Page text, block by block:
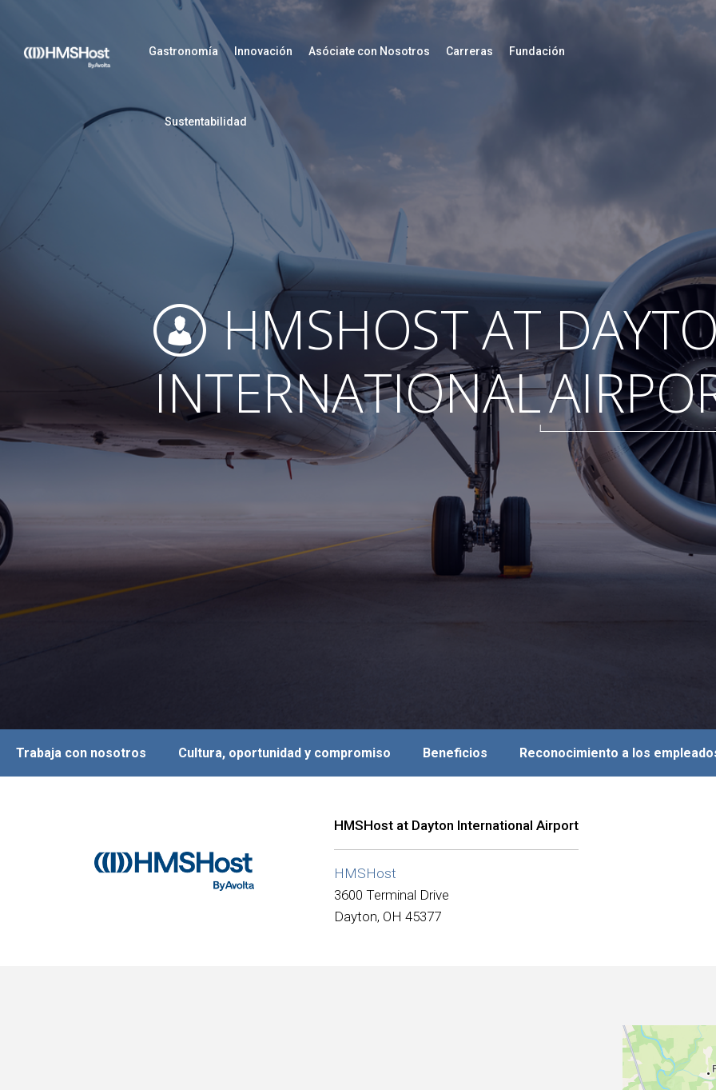
Gastronomía Innovación Asóciate con Nosotros Carreras Fundación
Sustentabilidad
HMSHOST AT
INTERNATIONAL
Trabaja con nosotros Cultura, oportunidad y compromiso Beneficios Reconocimiento a los
HMSHost at Dayton International Airport
HMSHost
3600 Terminal Drive
Dayton, OH 45377